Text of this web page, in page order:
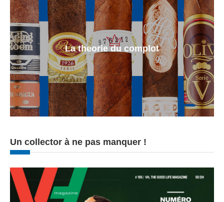
La theorie du complot
Un collector à ne pas manquer !